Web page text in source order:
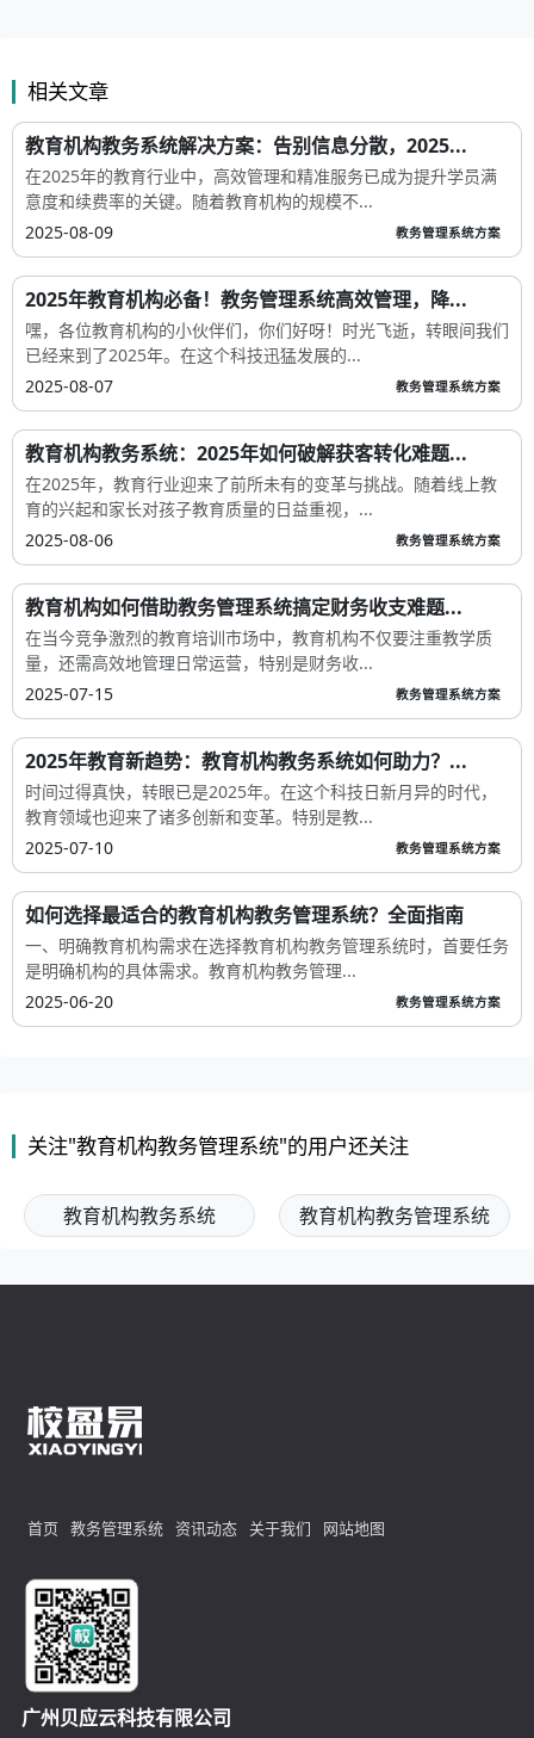
相关文章
教育机构教务系统解决方案：告别信息分散，2025...
在2025年的教育行业中，高效管理和精准服务已成为提升学员满
意度和续费率的关键。随着教育机构的规模不...
2025-08-09
教务管理系统方案
2025年教育机构必备！教务管理系统高效管理，降...
嘿，各位教育机构的小伙伴们，你们好呀！时光飞逝，转眼间我们
已经来到了2025年。在这个科技迅猛发展的...
2025-08-07
教务管理系统方案
教育机构教务系统：2025年如何破解获客转化难题...
在2025年，教育行业迎来了前所未有的变革与挑战。随着线上教
育的兴起和家长对孩子教育质量的日益重视，...
2025-08-06
教务管理系统方案
教育机构如何借助教务管理系统搞定财务收支难题...
在当今竞争激烈的教育培训市场中，教育机构不仅要注重教学质
量，还需高效地管理日常运营，特别是财务收...
2025-07-15
教务管理系统方案
2025年教育新趋势：教育机构教务系统如何助力？...
时间过得真快，转眼已是2025年。在这个科技日新月异的时代，
教育领域也迎来了诸多创新和变革。特别是教...
2025-07-10
教务管理系统方案
如何选择最适合的教育机构教务管理系统？全面指南
一、明确教育机构需求在选择教育机构教务管理系统时，首要任务
是明确机构的具体需求。教育机构教务管理...
2025-06-20
教务管理系统方案
关注"教育机构教务管理系统"的用户还关注
教育机构教务系统 教育机构教务管理系统
首页 教务管理系统 资讯动态 关于我们 网站地图
广州贝应云科技有限公司